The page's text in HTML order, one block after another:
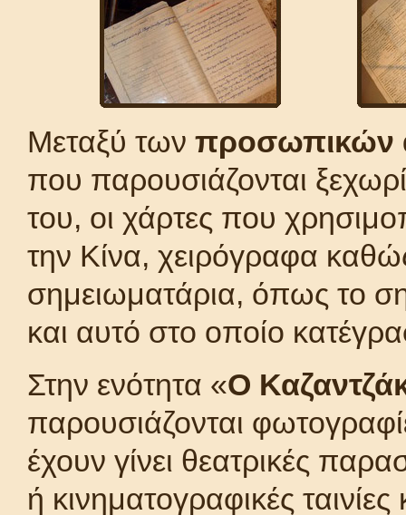
Μεταξύ των προσωπικών
που παρουσιάζονται
του, οι χάρτες που
την Κίνα, χειρόγραφα
σημειωματάρια, όπως το
και αυτό στο οποίο
Στην ενότητα «Ο
παρουσιάζονται
έχουν γίνει θεατρικές
ή κινηματογραφικές